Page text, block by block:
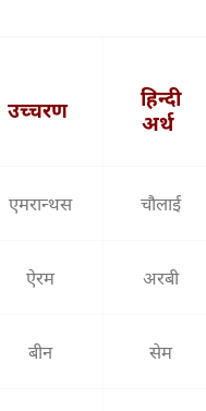
उच्‍चरण
हिन्‍दी
अर्थ
एमरान्‍थस चौलाई
ऐरम अरबी
बीन सेम